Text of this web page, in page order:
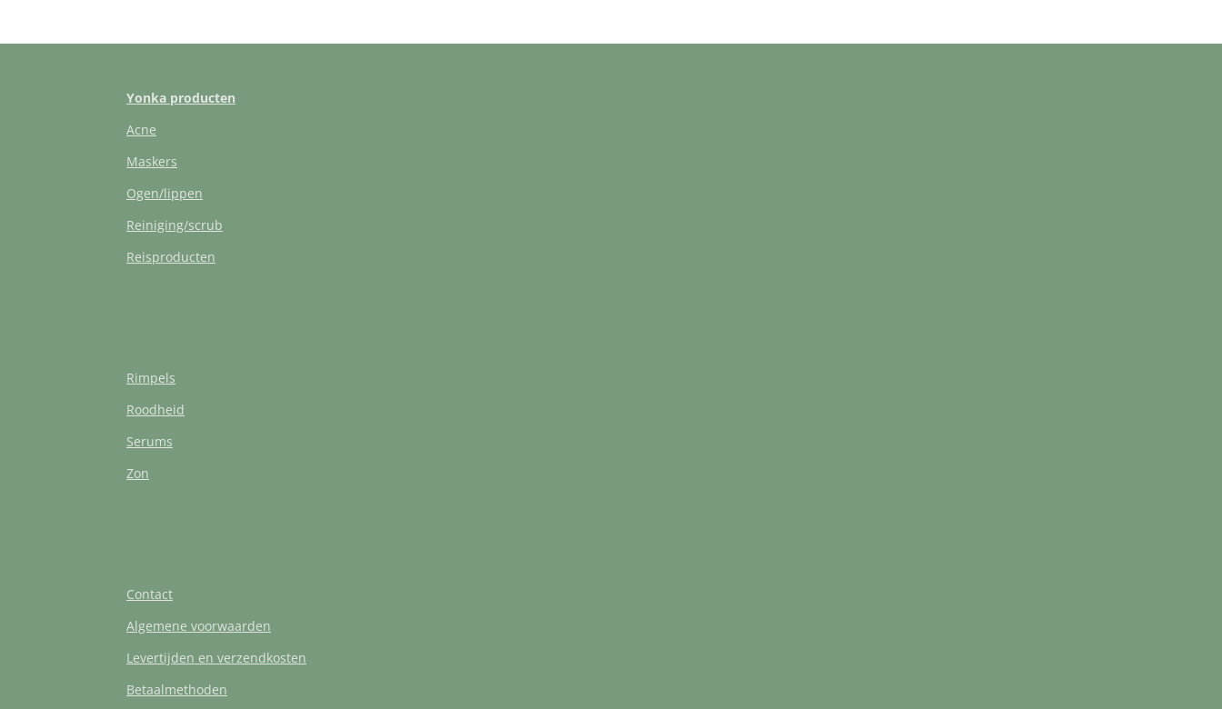
Yonka producten
Acne
Maskers
Ogen/lippen
Reiniging/scrub
Reisproducten
Rimpels
Roodheid
Serums
Zon
Contact
Algemene voorwaarden
Levertijden en verzendkosten
Betaalmethoden